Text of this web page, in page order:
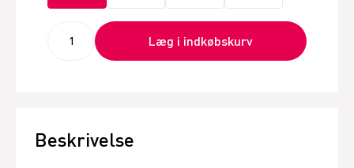
Læg i indkøbskurv
Beskrivelse